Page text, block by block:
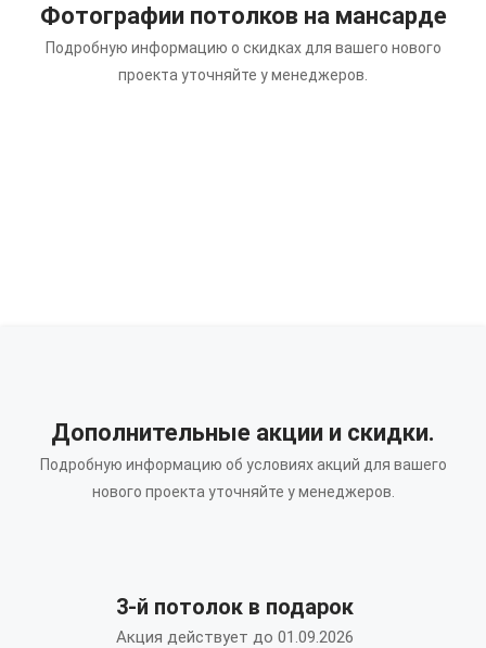
Фотографии потолков на мансарде
Подробную информацию о скидках для вашего нового
проекта уточняйте у менеджеров.
Дополнительные акции и скидки.
Подробную информацию об условиях акций для вашего
нового проекта уточняйте у менеджеров.
3-й потолок в подарок
Акция действует до 01.09.2026